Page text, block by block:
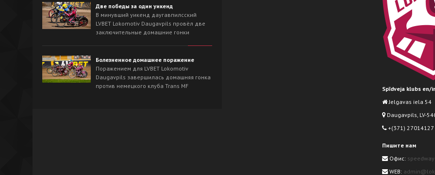
против лидера сезона - Wybrzeże Gdańsk.
На треке в Гданьске хозяева с первых
заездов захватили инициативу и
одержали победу со счётом 54:36.
Две победы за один уикенд
В минувший уикенд даугавпилсский
LVBET Lokomotiv Daugavpils провёл две
заключительные домашние гонки
домашнем треке наша команда сначала
в невероятно напряжённой борьбе
вырвала победу у OK Kolejarz Opole -
46:44, а на следующий день уверенно
Болезненное домашнее поражение
Поражением для LVBET Lokomotiv
Daugavpils завершилась домашняя гонка
против немецкого клуба Trans MF
Spīdveja klubs
Jelgavas iela 54
Daugavpils, LV-
+(371) 27014127
Пишите нам
Офис:
WEB: